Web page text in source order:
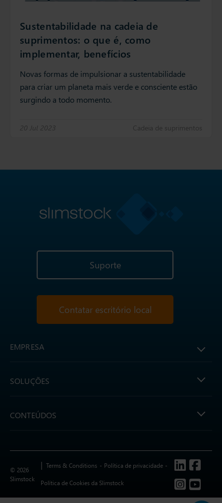
Sustentabilidade na cadeia de
suprimentos: o que é, como
implementar, benefícios
Novas formas de impulsionar a sustentabilidade
para criar um planeta mais verde e consciente estão
surgindo a todo momento.
20 Jul 2023 Cadeia de suprimentos
Suporte
Contatar escritório local
EMPRESA
SOLUÇÕES
CONTEÚDOS
© 2026
Slimstock
Terms & Conditions Política de privacidade
Política de Cookies da Slimstock
Follow us